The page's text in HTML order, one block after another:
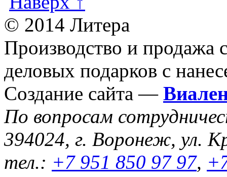
© 2014 Литера
Производство и продажа
деловых подарков с
Создание сайта —
По вопросам
394024, г. Воронеж, ул.
тел.: +7 951 850 97 97,